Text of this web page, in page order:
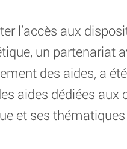
l’accès aux
un partenariat
des aides, a
aides dédiées
et ses